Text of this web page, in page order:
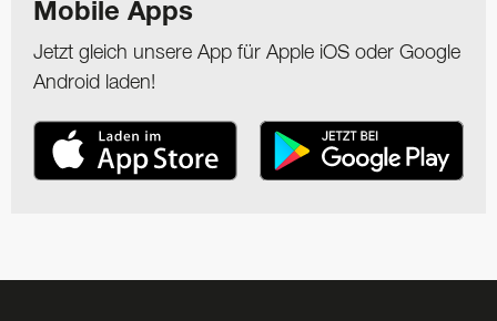
Mobile Apps
Jetzt gleich unsere App für Apple iOS oder Google
Android laden!